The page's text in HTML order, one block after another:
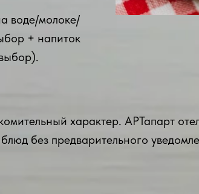
воде/молоке/
+ напиток
характер. АРТапарт
без предварительного